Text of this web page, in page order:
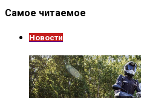
Самое читаемое
Новости